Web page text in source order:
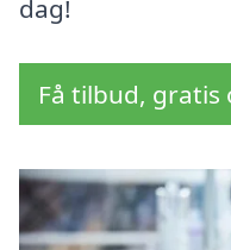
dag!
Få tilbud,